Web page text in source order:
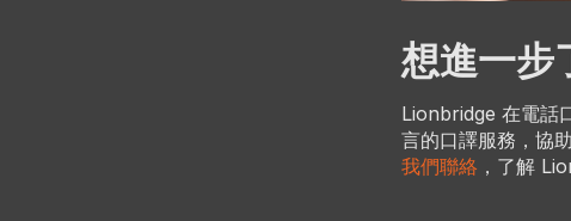
想進一步
Lionbridge 在電話
言的口譯服務，協
我們聯絡 ，了解